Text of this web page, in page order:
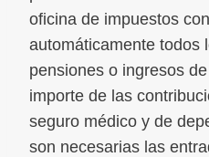
oficina de impuestos
automáticamente todos
pensiones o ingresos
importe de las
seguro médico y de
son necesarias las